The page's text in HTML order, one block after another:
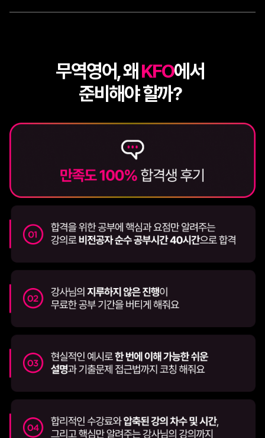
무역영어, 왜 KFO에서
준비해야 할까?